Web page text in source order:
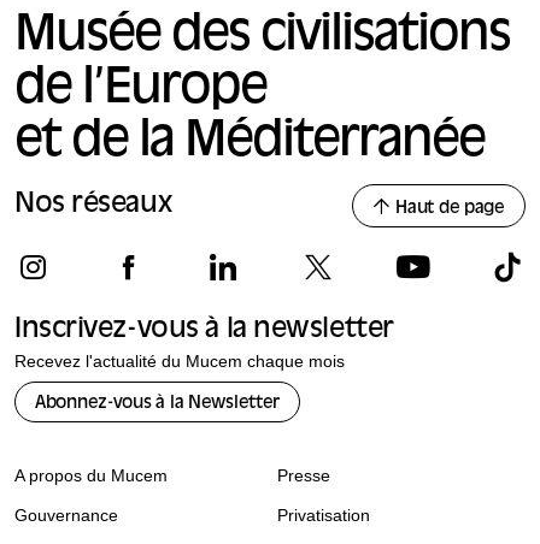
Musée des civilisations
de l’Europe
et de la Méditerranée
Nos réseaux Haut de page
Inscrivez-vous à la newsletter
Recevez l'actualité du Mucem chaque mois
Abonnez-vous à la Newsletter
A propos du Mucem
Gouvernance
Presse
Privatisation